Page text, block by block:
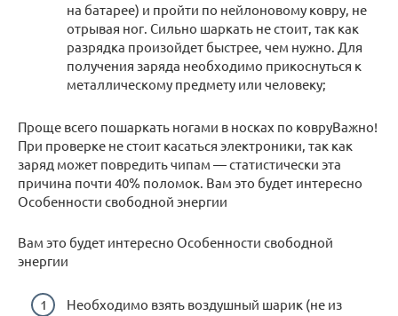
на батарее) и пройти по нейлоновому ковру, не
отрывая ног. Сильно шаркать не стоит, так как
разрядка произойдет быстрее, чем нужно. Для
получения заряда необходимо прикоснуться к
металлическому предмету или человеку;
Проще всего пошаркать ногами в носках по ковруВажно!
При проверке не стоит касаться электроники, так как
заряд может повредить чипам — статистически эта
причина почти 40% поломок. Вам это будет интересно
Особенности свободной энергии
Вам это будет интересно Особенности свободной
энергии
Необходимо взять воздушный шарик (не из